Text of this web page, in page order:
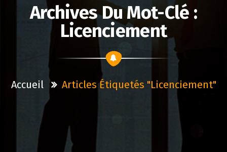
Archives Du Mot-Clé :
Licenciement
Accueil Articles Étiquetés "licenciement"